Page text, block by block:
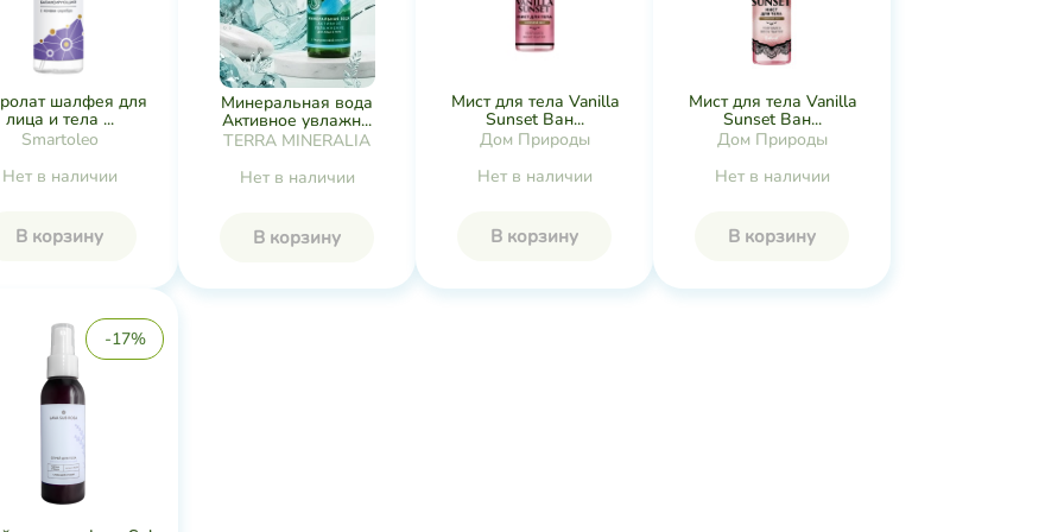
шалфея для
лица и тела ...
Smartoleo
Нет в наличии
В корзину
Минеральная вода
Активное увлажн...
TERRA MINERALIA
Нет в наличии
В корзину
Мист для тела Vanilla
Sunset Ван...
Дом Природы
Нет в наличии
В корзину
Мист для тела Vanilla
Sunset Ван...
Дом Природы
Нет в наличии
В корзину
-17%